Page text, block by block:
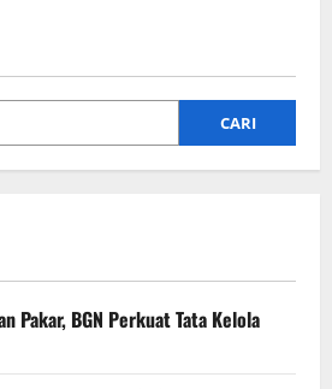
CARI
Pakar, BGN Perkuat Tata Kelola